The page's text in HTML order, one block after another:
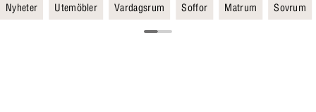
Nyheter Utemöbler Vardagsrum Soffor Matrum Sovrum